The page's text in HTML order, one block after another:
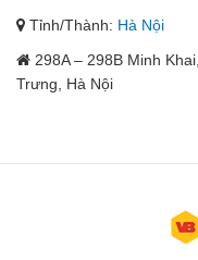
Tỉnh/Thành: Hà Nội
298A – 298B Minh
Trưng, Hà Nội